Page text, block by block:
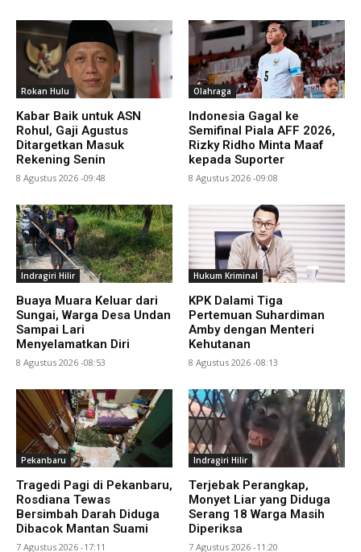
Rokan Hulu
Kabar Baik untuk ASN
Rohul, Gaji Agustus
Ditargetkan Masuk
Rekening Senin
8 Agustus 2026 -09:48
Olahraga
Indonesia Gagal ke
Semifinal Piala AFF 2026,
Rizky Ridho Minta Maaf
kepada Suporter
8 Agustus 2026 -09:08
Indragiri Hilir
Buaya Muara Keluar dari
Sungai, Warga Desa Undan
Sampai Lari
Menyelamatkan Diri
8 Agustus 2026 -08:53
Hukum Kriminal
KPK Dalami Tiga
Pertemuan Suhardiman
Amby dengan Menteri
Kehutanan
8 Agustus 2026 -08:13
Pekanbaru
Tragedi Pagi di Pekanbaru,
Rosdiana Tewas
Bersimbah Darah Diduga
Dibacok Mantan Suami
7 Agustus 2026 -17:11
Indragiri Hilir
Terjebak Perangkap,
Monyet Liar yang Diduga
Serang 18 Warga Masih
Diperiksa
7 Agustus 2026 -11:20